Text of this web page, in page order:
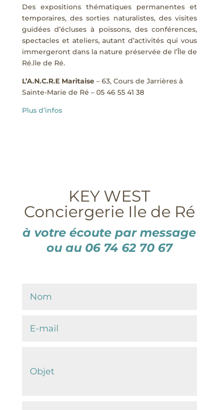
Des expositions thématiques permanentes et
temporaires, des sorties naturalistes, des visites
guidées d’écluses à poissons, des conférences,
spectacles et ateliers, autant d’activités qui vous
immergeront dans la nature préservée de l’Île de
Ré.île de Ré.
L’A.N.C.R.E Maritaise– 63, Cours de Jarrières à
Sainte-Marie de Ré – 05 46 55 41 38
Plus d’infos
KEY WEST
Conciergerie Ile de Ré
à votre écoute par message
ou au 06 74 62 70 67